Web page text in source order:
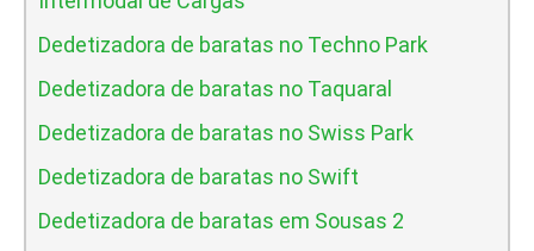
Dedetizadora de baratas no Techno Park
Dedetizadora de baratas no Taquaral
Dedetizadora de baratas no Swiss Park
Dedetizadora de baratas no Swift
Dedetizadora de baratas em Sousas 2